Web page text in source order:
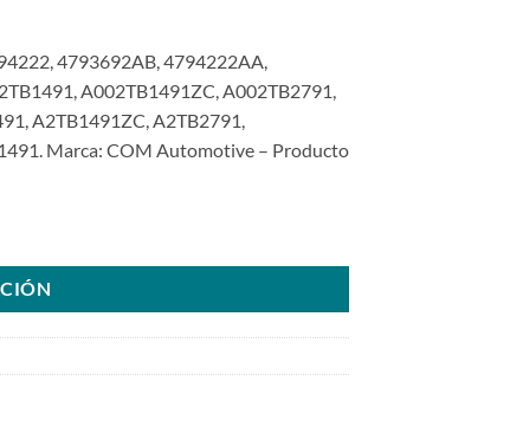
4793692AB, 4794222AA,
A002TB1491ZC, A002TB2791,
A2TB1491ZC, A2TB2791,
Marca: COM Automotive – Producto